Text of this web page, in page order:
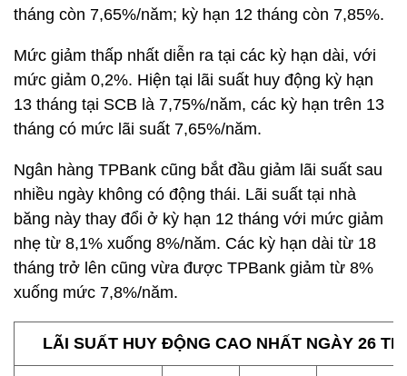
tháng còn 7,65%/năm; kỳ hạn 12 tháng còn 7,85%.
Mức giảm thấp nhất diễn ra tại các kỳ hạn dài, với
mức giảm 0,2%. Hiện tại lãi suất huy động kỳ hạn
13 tháng tại SCB là 7,75%/năm, các kỳ hạn trên 13
tháng có mức lãi suất 7,65%/năm.
Ngân hàng TPBank cũng bắt đầu giảm lãi suất sau
nhiều ngày không có động thái. Lãi suất tại nhà
băng này thay đổi ở kỳ hạn 12 tháng với mức giảm
nhẹ từ 8,1% xuống 8%/năm. Các kỳ hạn dài từ 18
tháng trở lên cũng vừa được TPBank giảm từ 8%
xuống mức 7,8%/năm.
LÃI SUẤT HUY ĐỘNG CAO NHẤT NGÀY 26